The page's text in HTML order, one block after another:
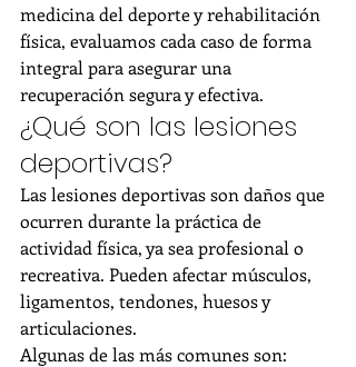
medicina del deporte y rehabilitación
física, evaluamos cada caso de forma
integral para asegurar una
recuperación segura y efectiva.
¿Qué son las lesiones
deportivas?
Las lesiones deportivas son daños que
ocurren durante la práctica de
actividad física, ya sea profesional o
recreativa. Pueden afectar músculos,
ligamentos, tendones, huesos y
articulaciones.
Algunas de las más comunes son: